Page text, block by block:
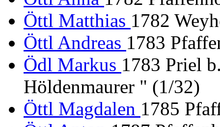
Öttl Matthias 1782
Öttl Andreas 1783
Ödl Markus 1783 Priel
Höldenmaurer " (1/32)
Öttl Magdalen 1785